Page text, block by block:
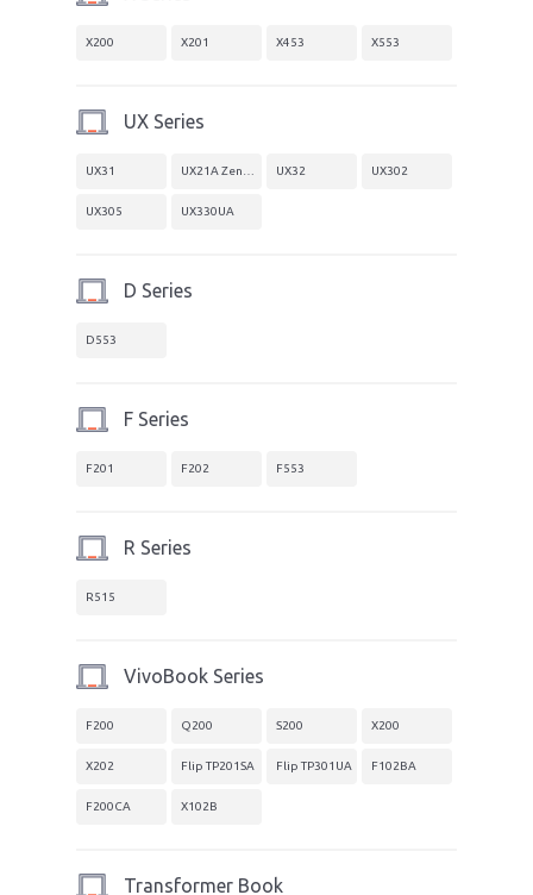
X200 X201 X453 X553
UX Series
UX31 UX32 UX302
UX305 UX330UA
D Series
D553
F Series
F201 F202 F553
R Series
R515
VivoBook Series
F200 Q200 S200 X200
X202 Flip TP201SA Flip TP301UA F102BA
F200CA X102B
Transformer Book